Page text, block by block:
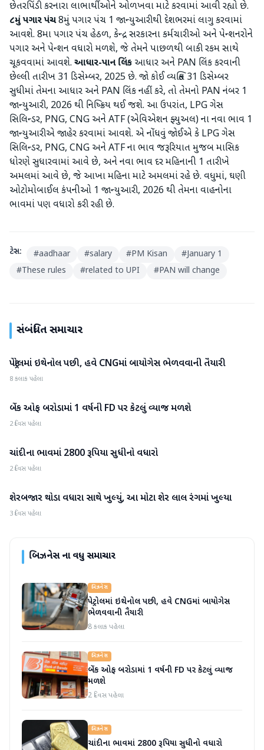
છેતરપિંડી કરનારા લાભાર્થીઓને ઓળખવા માટે કરવામાં આવી રહ્યો છે.
૮મું પગાર પંચ8મું પગાર પંચ 1 જાન્યુઆરીથી દેશભરમાં લાગુ કરવામાં
આવશે. 8મા પગાર પંચ હેઠળ, કેન્દ્ર સરકારના કર્મચારીઓ અને પેન્શનરોને
પગાર અને પેન્શન વધારો મળશે, જે તેમને પાછળથી બાકી રકમ સાથે
ચૂકવવામાં આવશે. આધાર-પાન લિંક આધાર અને PAN લિંક કરવાની
છેલ્લી તારીખ 31 ડિસેમ્બર, 2025 છે. જો કોઈ વ્યક્તિ 31 ડિસેમ્બર
સુધીમાં તેમના આધાર અને PAN લિંક નહીં કરે, તો તેમનો PAN નંબર 1
જાન્યુઆરી, 2026 થી નિષ્ક્રિય થઈ જશે. આ ઉપરાંત, LPG ગેસ
સિલિન્ડર, PNG, CNG અને ATF (એવિએશન ફ્યુઅલ) ના નવા ભાવ 1
જાન્યુઆરીએ જાહેર કરવામાં આવશે. એ નોંધવું જોઈએ કે LPG ગેસ
સિલિન્ડર, PNG, CNG અને ATF ના ભાવ જરૂરિયાત મુજબ માસિક
ધોરણે સુધારવામાં આવે છે, અને નવા ભાવ દર મહિનાની 1 તારીખે
અમલમાં આવે છે, જે આખા મહિના માટે અમલમાં રહે છે. વધુમાં, ઘણી
ઓટોમોબાઈલ કંપનીઓ 1 જાન્યુઆરી, 2026 થી તેમના વાહનોના
ભાવમાં પણ વધારો કરી રહી છે.
ટેગ્સ: #aadhaar #salary #PM Kisan #January 1
#These rules #related to UPI #PAN will change
સંબંધિત સમાચાર
બિઝનેસ
પેટ્રોલમાં ઇથેનોલ પછી, હવે CNGમાં બાયોગેસ ભેળવવાની તૈયારી
8 કલાક પહેલા
બિઝનેસ
બેંક ઓફ બરોડામાં 1 વર્ષની FD પર કેટલું વ્યાજ મળશે
2 દિવસ પહેલા
બિઝનેસ
ચાંદીના ભાવમાં 2800 રૂપિયા સુધીનો વધારો
2 દિવસ પહેલા
બિઝનેસ
શેરબજાર થોડા વધારા સાથે ખુલ્યું, આ મોટા શેર લાલ રંગમાં ખુલ્યા
3 દિવસ પહેલા
બિઝનેસના વધુ સમાચાર
બિઝનેસ
પેટ્રોલમાં ઇથેનોલ પછી, હવે CNGમાં બાયોગેસ
ભેળવવાની તૈયારી
8 કલાક પહેલા
બિઝનેસ
બેંક ઓફ બરોડામાં 1 વર્ષની FD પર કેટલું વ્યાજ
મળશે
2 દિવસ પહેલા
બિઝનેસ
ચાંદીના ભાવમાં 2800 રૂપિયા સુધીનો વધારો